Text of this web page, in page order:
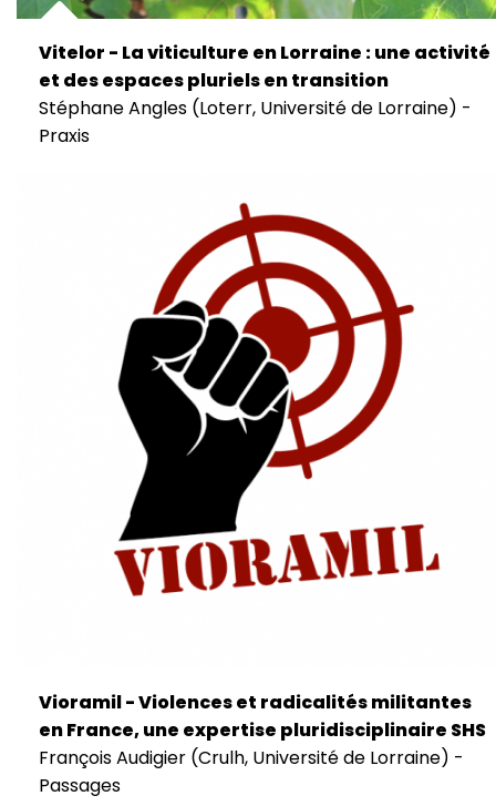
Vitelor - La viticulture en Lorraine : une activité
et des espaces pluriels en transition
Stéphane Angles (Loterr, Université de Lorraine) -
Praxis
Vioramil - Violences et radicalités militantes
en France, une expertise pluridisciplinaire SHS
François Audigier (Crulh, Université de Lorraine) -
Passages